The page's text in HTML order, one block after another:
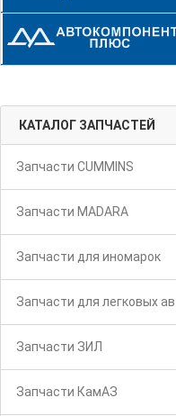
КАТАЛОГ ЗАПЧАСТЕЙ
Запчасти CUMMINS
Запчасти MADARA
Запчасти для иномарок
Запчасти для легковых
Запчасти ЗИЛ
Запчасти КамАЗ